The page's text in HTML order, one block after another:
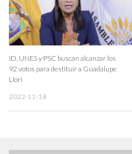
ID, UNES y PSC buscan alcanzar los
92 votos para destituir a Guadalupe
Llori
2022-11-18